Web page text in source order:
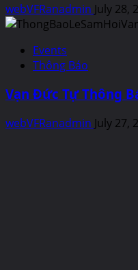
webVFRanadmin July 28,
Events
Thông Báo
Vạn Đức Tự Thông
webVFRanadmin July 27,